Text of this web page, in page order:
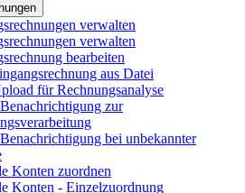
verwalten
verwalten
bearbeiten
aus Datei
für Rechnungsanalyse
zur
bei unbekannter
Konten zuordnen
Konten - Einzelzuordnung